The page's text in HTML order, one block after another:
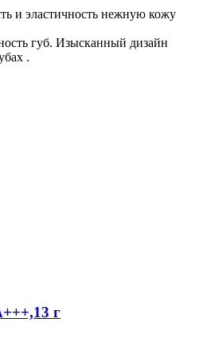
и эластичность нежную кожу
губ. Изысканный дизайн
.
г